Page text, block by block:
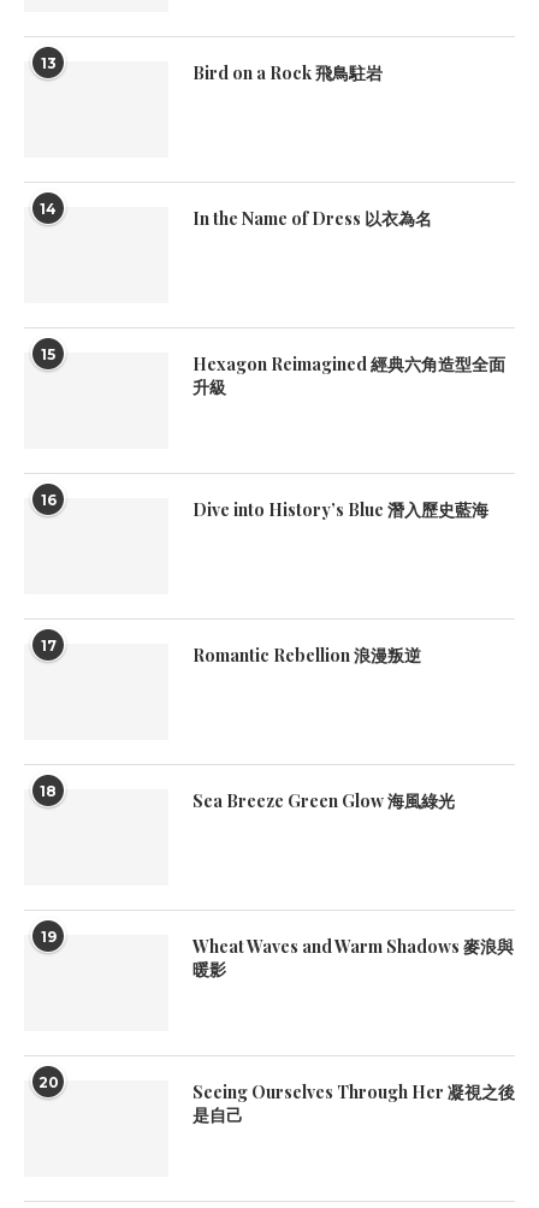
13 Bird on a Rock 飛鳥駐岩
14 In the Name of Dress 以衣為名
15
Hexagon Reimagined 經典六角造型全面
升級
16 Dive into History’s Blue 潛入歷史藍海
17 Romantic Rebellion 浪漫叛逆
18 Sea Breeze Green Glow 海風綠光
19
Wheat Waves and Warm Shadows 麥浪與
暖影
20
Seeing Ourselves Through Her 凝視之後
是自己